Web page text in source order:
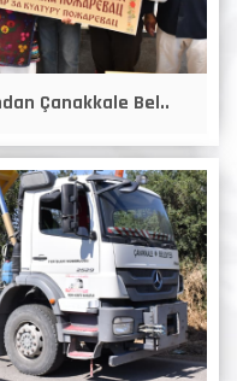
Çanakkale Bel..